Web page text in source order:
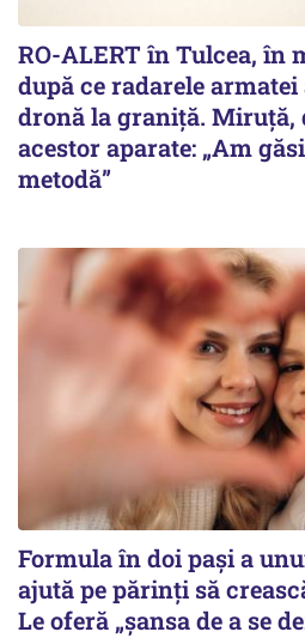
RO-ALERT în Tulcea, în
după ce radarele
dronă la graniță. Miruță,
acestor aparate: „Am
metodă”
Formula în doi pași a
ajută pe părinți să
Le oferă „șansa de a se